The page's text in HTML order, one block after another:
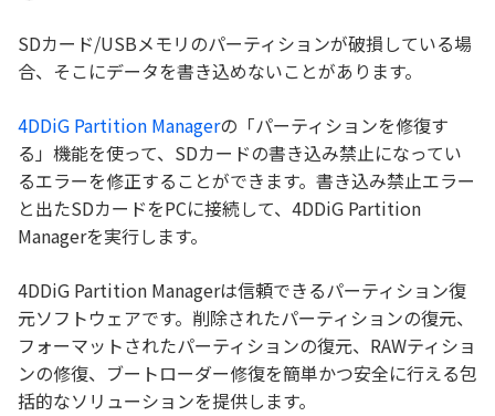
SDカード/USBメモリのパーティションが破損している場
合、そこにデータを書き込めないことがあります。
4DDiG Partition Managerの「パーティションを修復す
る」機能を使って、SDカードの書き込み禁止になってい
るエラーを修正することができます。書き込み禁止エラー
と出たSDカードをPCに接続して、4DDiG Partition
Managerを実行します。
4DDiG Partition Managerは信頼できるパーティション復
元ソフトウェアです。削除されたパーティションの復元、
フォーマットされたパーティションの復元、RAWティショ
ンの修復、ブートローダー修復を簡単かつ安全に行える包
括的なソリューションを提供します。